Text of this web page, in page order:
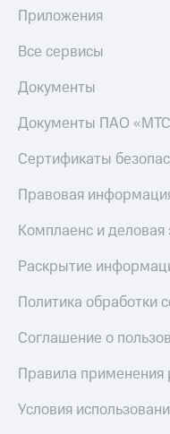
Приложения
Все сервисы
Документы
Документы ПАО
Сертификаты
Правовая
Комплаенс и деловая
Раскрытие
Политика обработки
Соглашение о
Правила применения
Условия